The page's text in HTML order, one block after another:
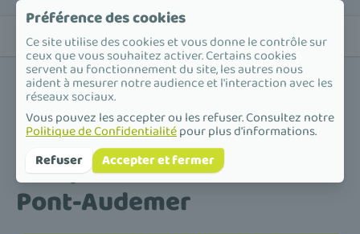
Accueil /Compacteur de déchets /Normandie /Eure Pont-Audemer
Compacteur de déchets à
Pont-Audemer
Préférence des cookies
Ce site utilise des cookies et vous donne le contrôle sur
ceux que vous souhaitez activer. Certains cookies
servent au fonctionnement du site, les autres nous
aident à mesurer notre audience et l'interaction avec les
réseaux sociaux.
Vous pouvez les accepter ou les refuser. Consultez notre
Politique de Confidentialitépour plus d'informations.
Refuser
Accepter et fermer